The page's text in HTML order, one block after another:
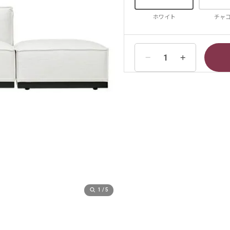
ホワイト チャ
1 /5